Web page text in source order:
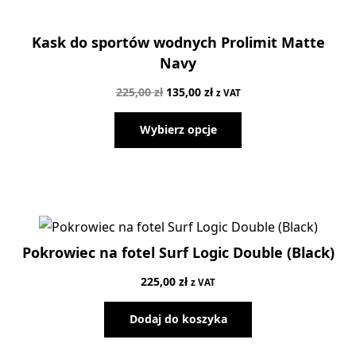
Kask do sportów wodnych Prolimit Matte
Navy
225,00zł Pierwotna
cena
wynosiła:
135,00 złAktualna
cena
wynosi:
z VAT
Wybierz opcje
Pokrowiec na fotel Surf Logic Double (Black)
225,00 zł z VAT
Dodaj do koszyka